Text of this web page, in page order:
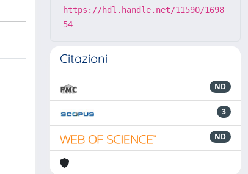
https://hdl.handle.net/11590/1698
54
Citazioni
ND
3
ND